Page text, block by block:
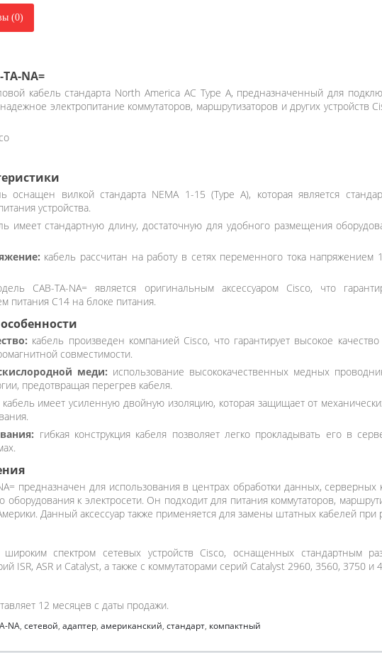
(0)
NA=
кабель стандарта North America AC Type A, предназначенный для
электропитание коммутаторов, маршрутизаторов и других устройств
оснащен вилкой стандарта NEMA 1-15 (Type A), которая является
устройства.
имеет стандартную длину, достаточную для удобного размещения
кабель рассчитан на работу в сетях переменного тока напряжением
CAB-TA-NA= является оригинальным аксессуаром Cisco, что
питания C14 на блоке питания.
кабель произведен компанией Cisco, что гарантирует высокое
совместимости.
меди: использование высококачественных медных
предотвращая перегрев кабеля.
кабель имеет усиленную двойную изоляцию, которая защищает от
гибкая конструкция кабеля позволяет легко прокладывать его в
предназначен для использования в центрах обработки данных,
оборудования к электросети. Он подходит для питания коммутаторов,
Данный аксессуар также применяется для замены штатных кабелей
спектром сетевых устройств Cisco, оснащенных стандартным
ISR, ASR и Catalyst, а также с коммутаторами серий Catalyst 2960, 3560, 3750 и
12 месяцев с даты продажи.
NA, сетевой, адаптер, американский, стандарт, компактный